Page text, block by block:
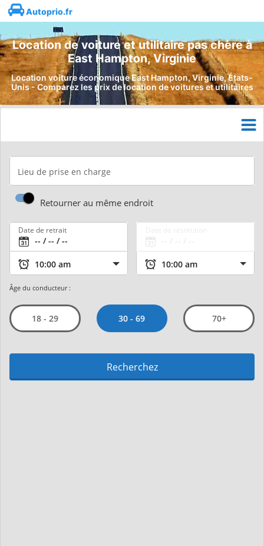
Autoprio.fr
Location de voiture et utilitaire pas chère à
East Hampton, Virginie
Location voiture économique East Hampton, Virginie, États-
Unis - Comparez les prix de location de voitures et utilitaires
Lieu de prise en charge
Retourner au même endroit
Date de retrait
Âge du conducteur :
18 - 29 30 - 69 70+
Recherchez